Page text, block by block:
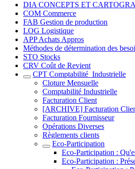
DIA CONCEPTS ET
COM Commerce
FAB Gestion de production
LOG Logistique
APP Achats Appros
Méthodes de détermination des
STO Stocks
CRV Coût de Revient
CPT Comptabilité_Industrielle
Cloture Mensuelle
Comptabilité Industrielle
Facturation Client
[ARCHIVE] Facturation
Facturation Fournisseur
Opérations Diverses
Règlements clients
Eco-Participation
Eco-Participation :
Eco-Participation :